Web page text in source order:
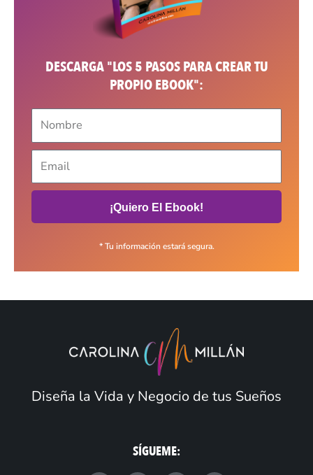
DESCARGA "LOS 5 PASOS PARA CREAR TU
PROPIO EBOOK":
¡Quiero El Ebook!
* Tu información estará segura.
Diseña la Vida y Negocio de tus Sueños
SÍGUEME: